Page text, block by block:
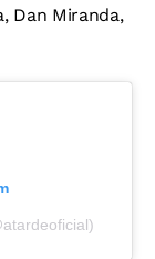
Dan Miranda,